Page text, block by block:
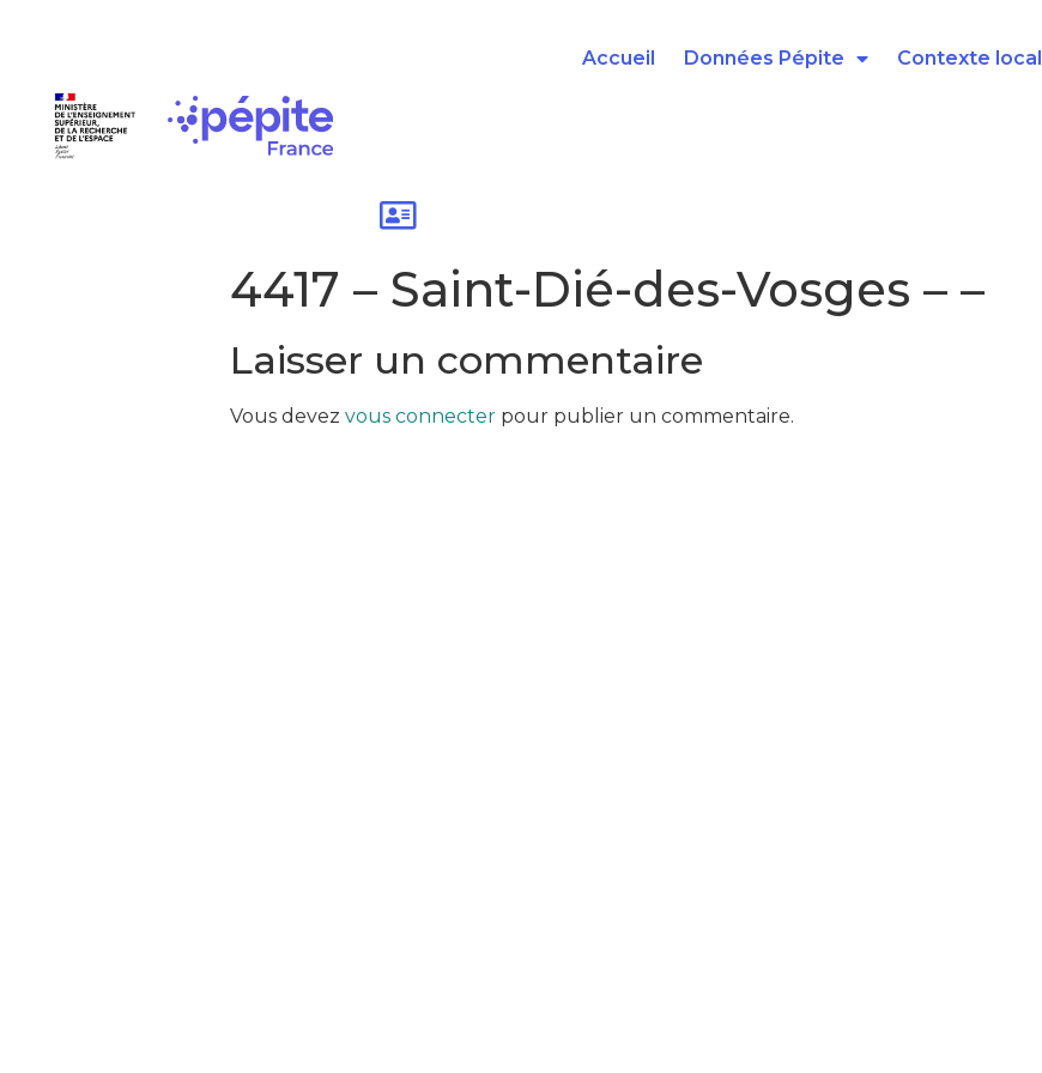
Accueil Données Pépite Contexte local
4417 – Saint-Dié-des-Vosges – –
Laisser un commentaire
Vous devez vous connecter pour publier un commentaire.